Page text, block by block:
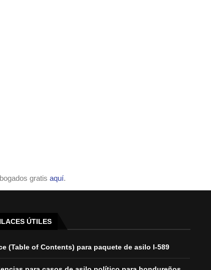
gratis aquí.
ÚTILES
(Table of Contents) para paquete de asilo I-589